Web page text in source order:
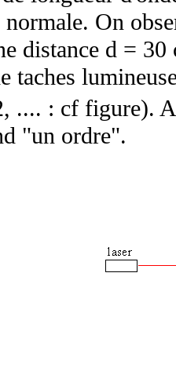
On
distance d =
taches
.... : cf figure).
"un ordre".